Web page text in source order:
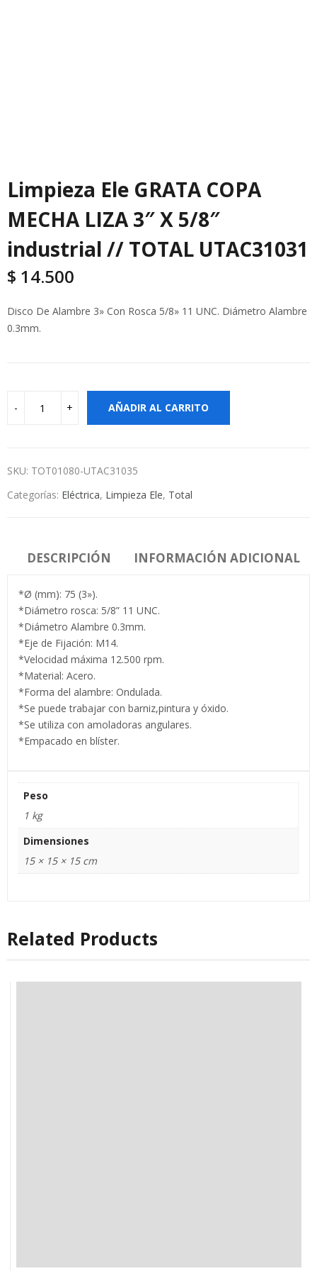
Limpieza Ele GRATA COPA
MECHA LIZA 3″ X 5/8″
industrial // TOTAL UTAC31031
$ 14.500
Disco De Alambre 3» Con Rosca 5/8» 11 UNC. Diámetro Alambre
0.3mm.
AÑADIR AL CARRITO
SKU: TOT01080-UTAC31035
Categorías: Eléctrica, Limpieza Ele, Total
DESCRIPCIÓN INFORMACIÓN ADICIONAL
*Ø (mm): 75 (3»).
*Diámetro rosca: 5/8” 11 UNC.
*Diámetro Alambre 0.3mm.
*Eje de Fijación: M14.
*Velocidad máxima 12.500 rpm.
*Material: Acero.
*Forma del alambre: Ondulada.
*Se puede trabajar con barniz,pintura y óxido.
*Se utiliza con amoladoras angulares.
*Empacado en blíster.
Peso
1 kg
Dimensiones
15 × 15 × 15 cm
Related Products